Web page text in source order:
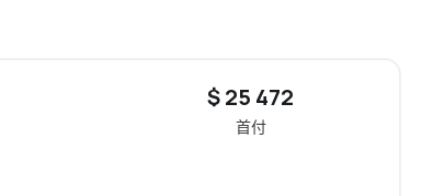
$ 25 472
首付